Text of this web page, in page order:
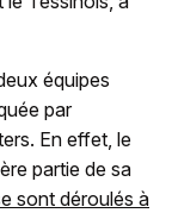
équipes
par
En effet, le
partie de sa
sont déroulés à